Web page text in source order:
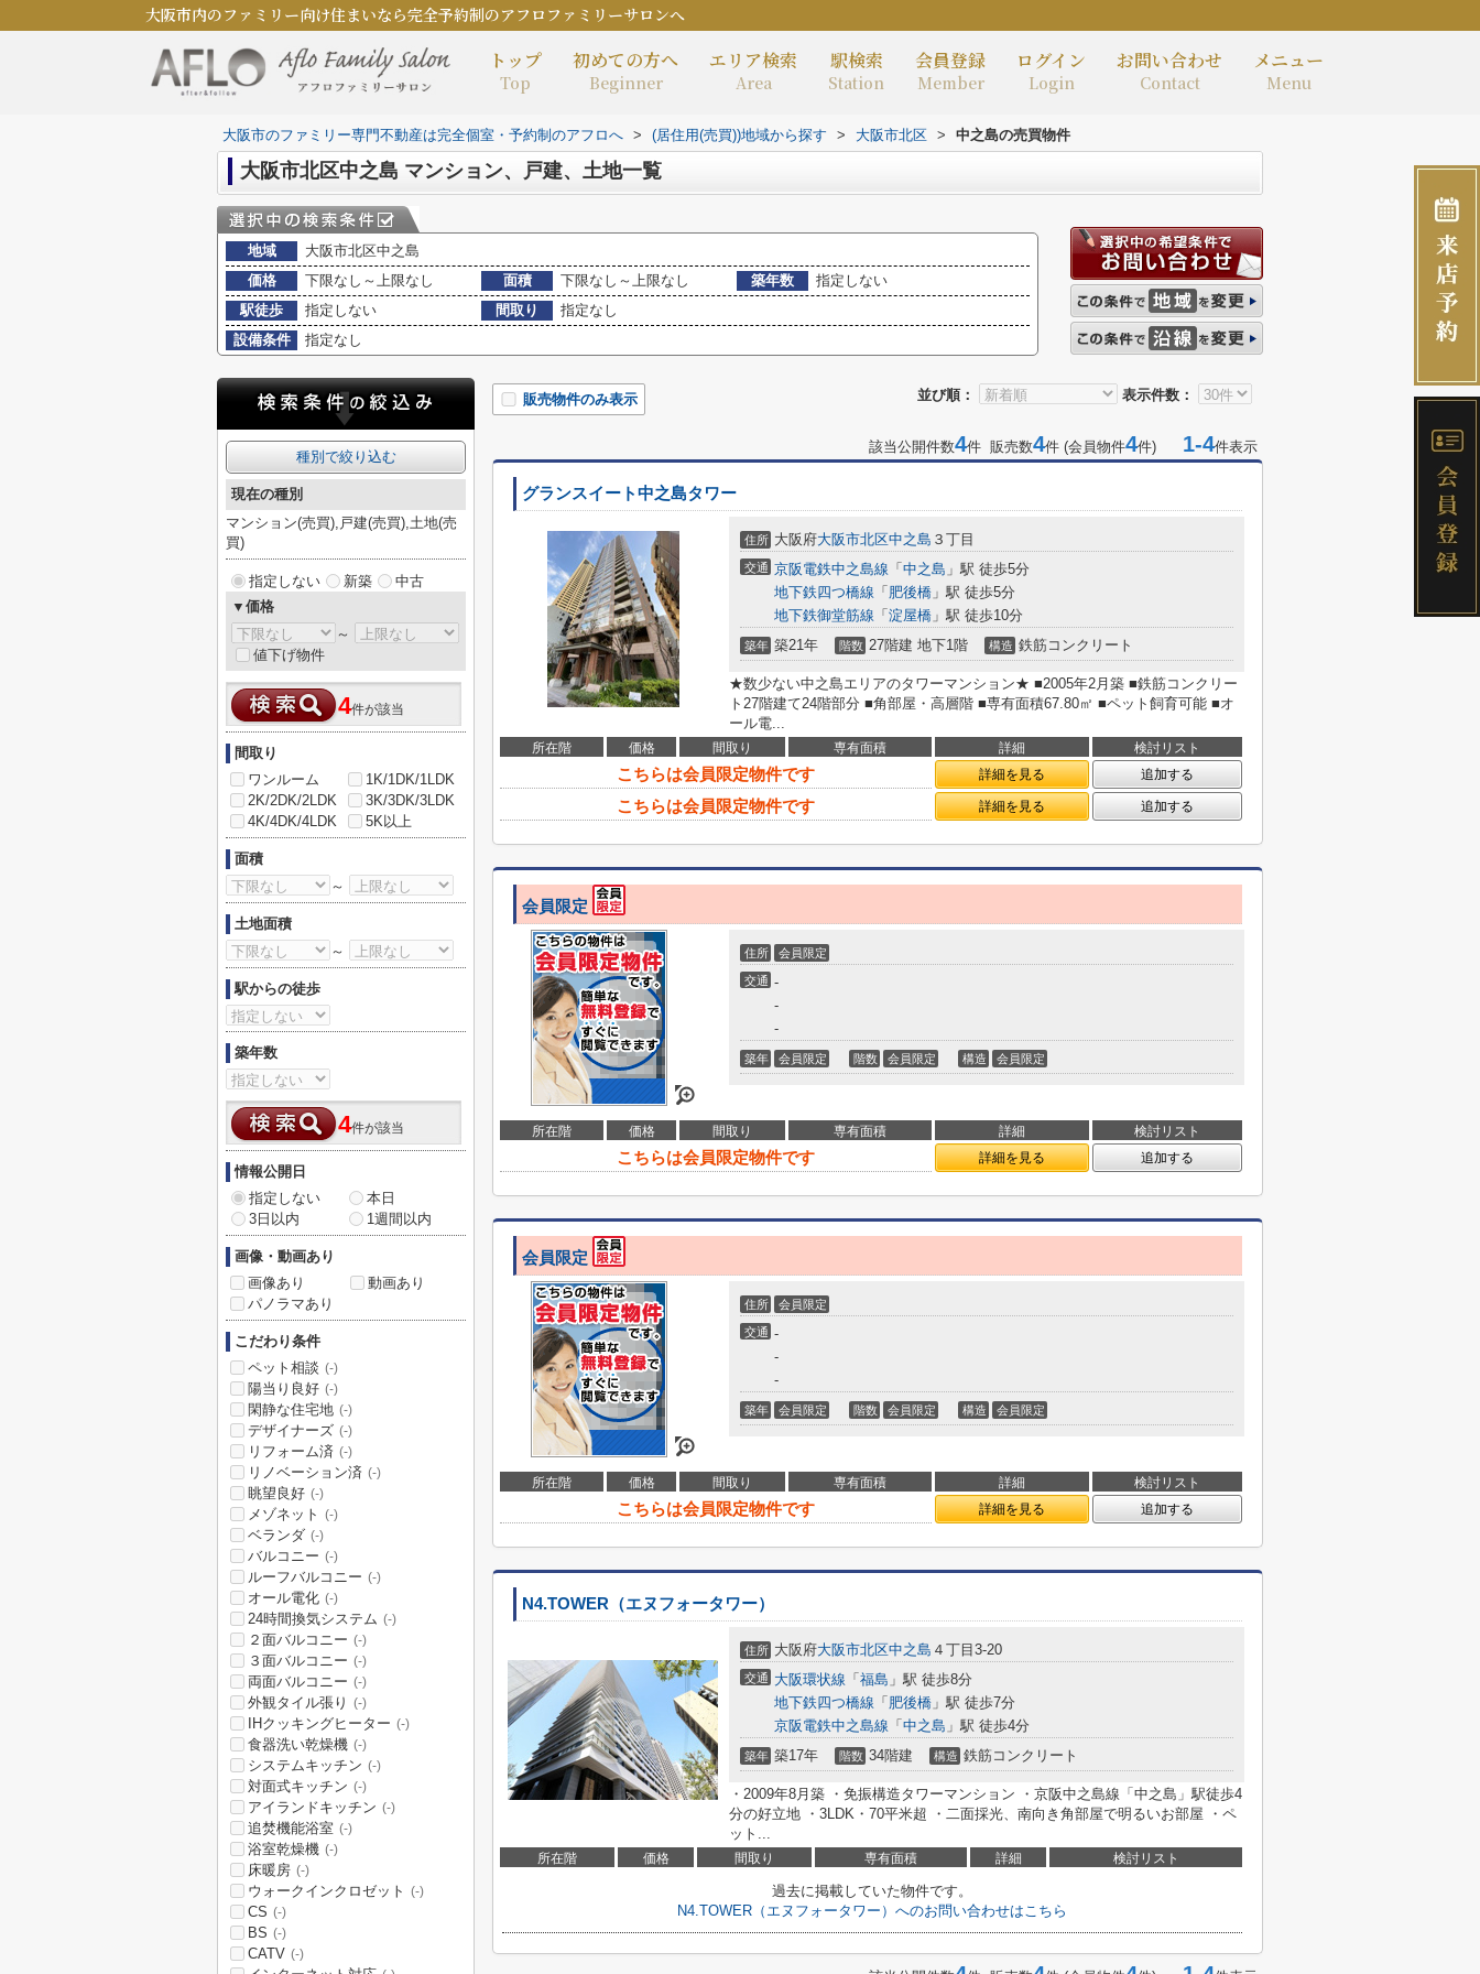
大阪市内のファミリー向け住まいなら完全予約制のアフロファミリーサロンへ
トップ
Top
初めての方へ
Beginner
エリア検索
Area
駅検索
Station
会員登録
Member
ログイン
Login
お問い合わせ
Contact
メニュー
Menu
大阪市のファミリー専門不動産は完全個室・予約制のアフロへ > (居住用(売買))地域から探す > 大阪市北区 > 中之島の売買物件
大阪市北区中之島 マンション、戸建、土地一覧
地域
大阪市北区中之島
価格
下限なし～上限なし 面積 下限なし～上限なし 築年数
指定しない
駅徒歩
指定しない 間取り
指定なし
設備条件
指定なし
並び順： 表示件数：
販売物件のみ表示
該当公開件数4件 販売数4件 (会員物件4件) 1-4件表示
グランスイート中之島タワー
住所 大阪府大阪市北区中之島 ３丁目
交通 京阪電鉄中之島線 「 中之島 」駅 徒歩5分
地下鉄四つ橋線 「 肥後橋 」駅 徒歩5分
地下鉄御堂筋線 「 淀屋橋 」駅 徒歩10分
築年 築21年 階数 27階建 地下1階 構造 鉄筋コンクリート
★数少ない中之島エリアのタワーマンション★ ■2005年2月築 ■鉄筋コンクリー
ト27階建て24階部分 ■角部屋・高層階 ■専有面積67.80㎡ ■ペット飼育可能 ■オ
ール電...
所在階 価格 間取り 専有面積 詳細 検討リスト
こちらは会員限定物件です 詳細を見る 追加する
こちらは会員限定物件です 詳細を見る 追加する
会員限定
住所 会員限定
交通 -
-
-
築年 会員限定 階数 会員限定 構造 会員限定
所在階 価格 間取り 専有面積 詳細 検討リスト
こちらは会員限定物件です 詳細を見る 追加する
会員限定
住所 会員限定
交通 -
-
-
築年 会員限定 階数 会員限定 構造 会員限定
所在階 価格 間取り 専有面積 詳細 検討リスト
こちらは会員限定物件です 詳細を見る 追加する
N4.TOWER（エヌフォータワー）
住所 大阪府大阪市北区中之島 ４丁目3-20
交通 大阪環状線 「 福島 」駅 徒歩8分
地下鉄四つ橋線 「 肥後橋 」駅 徒歩7分
京阪電鉄中之島線 「 中之島 」駅 徒歩4分
築年 築17年 階数 34階建 構造 鉄筋コンクリート
・2009年8月築 ・免振構造タワーマンション ・京阪中之島線「中之島」駅徒歩4
分の好立地 ・3LDK・70平米超 ・二面採光、南向き角部屋で明るいお部屋 ・ペ
ット...
所在階 価格 間取り 専有面積 詳細 検討リスト
過去に掲載していた物件です。
N4.TOWER（エヌフォータワー）へのお問い合わせはこちら
種別で絞り込む
現在の種別
マンション(売買),戸建(売買),土地(売
買)
指定しない 新築
中古
▼価格
～
値下げ物件
4件が該当
間取り
ワンルーム
1K/1DK/1LDK
2K/2DK/2LDK
3K/3DK/3LDK
4K/4DK/4LDK
5K以上
面積
～
土地面積
～
駅からの徒歩
築年数
4件が該当
情報公開日
指定しない
本日
3日以内
1週間以内
画像・動画あり
画像あり
動画あり
パノラマあり
こだわり条件
ペット相談 (-)
陽当り良好 (-)
閑静な住宅地 (-)
デザイナーズ (-)
リフォーム済 (-)
リノベーション済 (-)
眺望良好 (-)
メゾネット (-)
ベランダ (-)
バルコニー (-)
ルーフバルコニー (-)
オール電化 (-)
24時間換気システム (-)
２面バルコニー (-)
３面バルコニー (-)
両面バルコニー (-)
外観タイル張り (-)
IHクッキングヒーター (-)
食器洗い乾燥機 (-)
システムキッチン (-)
対面式キッチン (-)
アイランドキッチン (-)
追焚機能浴室 (-)
浴室乾燥機 (-)
床暖房 (-)
ウォークインクロゼット (-)
CS (-)
BS (-)
CATV (-)